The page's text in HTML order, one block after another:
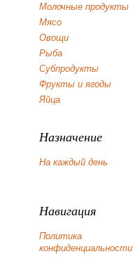
Молочные продукты
Мясо
Овощи
Рыба
Субпродукты
Фрукты и ягоды
Яйца
Назначение
На каждый день
Навигация
Политика
конфиденциальности